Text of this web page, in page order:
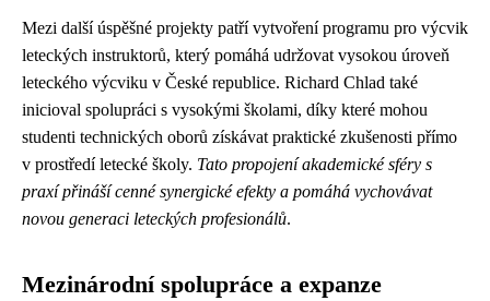
Mezi další úspěšné projekty patří vytvoření programu pro výcvik
leteckých instruktorů, který pomáhá udržovat vysokou úroveň
leteckého výcviku v České republice. Richard Chlad také
inicioval spolupráci s vysokými školami, díky které mohou
studenti technických oborů získávat praktické zkušenosti přímo
v prostředí letecké školy. Tato propojení akademické sféry s
praxí přináší cenné synergické efekty a pomáhá vychovávat
novou generaci leteckých profesionálů.
Mezinárodní spolupráce a expanze